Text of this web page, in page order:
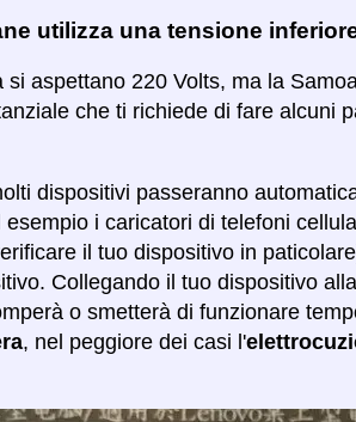
utilizza una tensione
aspettano 220 Volts, ma la
che ti richiede di fare alcuni
dispositivi passeranno
i caricatori di telefoni
il tuo dispositivo in
Collegando il tuo dispositivo
o smetterà di funzionare
, nel peggiore dei casi l'